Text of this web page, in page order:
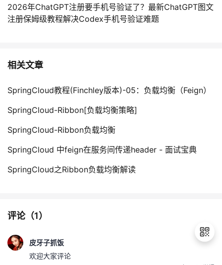
2026年ChatGPT注册要手机号验证了？最新ChatGPT图文
注册保姆级教程解决Codex手机号验证难题
相关文章
SpringCloud教程(Finchley版本)-05：负载均衡（Feign）
SpringCloud-Ribbon[负载均衡策略]
SpringCloud-Ribbon负载均衡
SpringCloud 中feign在服务间传递header - 面试宝典
SpringCloud之Ribbon负载均衡解读
评论（1）
皮牙子抓饭
欢迎大家评论